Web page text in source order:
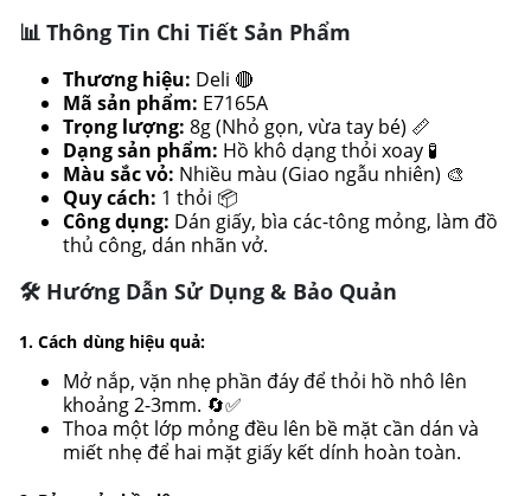
📊 Thông Tin Chi Tiết Sản Phẩm
Thương hiệu: Deli 🔴
Mã sản phẩm: E7165A
Trọng lượng: 8g (Nhỏ gọn, vừa tay bé) 📏
Dạng sản phẩm: Hồ khô dạng thỏi xoay 🧪
Màu sắc vỏ: Nhiều màu (Giao ngẫu nhiên) 🎨
Quy cách: 1 thỏi 📦
Công dụng: Dán giấy, bìa các-tông mỏng, làm đồ
thủ công, dán nhãn vở.
🛠️ Hướng Dẫn Sử Dụng & Bảo Quản
1. Cách dùng hiệu quả:
Mở nắp, vặn nhẹ phần đáy để thỏi hồ nhô lên
khoảng 2-3mm. 🔄✅
Thoa một lớp mỏng đều lên bề mặt cần dán và
miết nhẹ để hai mặt giấy kết dính hoàn toàn.